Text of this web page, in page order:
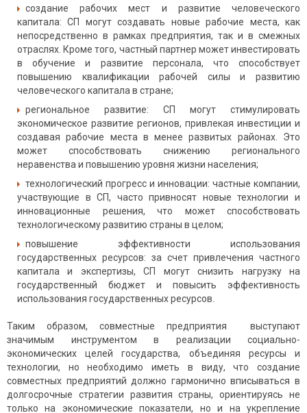
создание рабочих мест и развитие человеческого
капитала: СП могут создавать новые рабочие места, как
непосредственно в рамках предприятия, так и в смежных
отраслях. Кроме того, частный партнер может инвестировать
в обучение и развитие персонала, что способствует
повышению квалификации рабочей силы и развитию
человеческого капитала в стране;
региональное развитие: СП могут стимулировать
экономическое развитие регионов, привлекая инвестиции и
создавая рабочие места в менее развитых районах. Это
может способствовать снижению регионального
неравенства и повышению уровня жизни населения;
технологический прогресс и инновации: частные компании,
участвующие в СП, часто привносят новые технологии и
инновационные решения, что может способствовать
технологическому развитию страны в целом;
повышение эффективности использования
государственных ресурсов: за счет привлечения частного
капитала и экспертизы, СП могут снизить нагрузку на
государственный бюджет и повысить эффективность
использования государственных ресурсов.
Таким образом, совместные предприятия выступают
значимым инструментом в реализации социально-
экономических целей государства, объединяя ресурсы и
технологии, но необходимо иметь в виду, что создание
совместных предприятий должно гармонично вписываться в
долгосрочные стратегии развития страны, ориентируясь не
только на экономические показатели, но и на укрепление